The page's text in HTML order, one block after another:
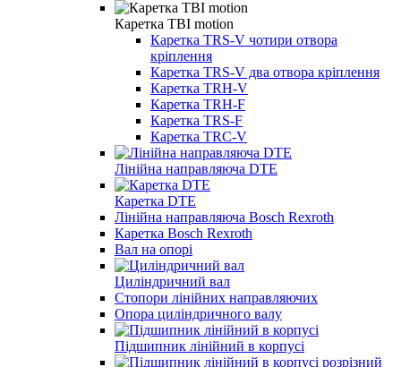
Каретка TBI motion
Каретка TRS-V чотири отвора
кріплення
Каретка TRS-V два отвора кріплення
Каретка TRH-V
Каретка TRH-F
Каретка TRS-F
Каретка TRC-V
Лінійна направляюча DTE
Каретка DTE
Лінійна направляюча Bosch Rexroth
Каретка Bosch Rexroth
Вал на опорі
Циліндричний вал
Стопори лінійних направляючих
Опора циліндричного валу
Підшипник лінійний в корпусі